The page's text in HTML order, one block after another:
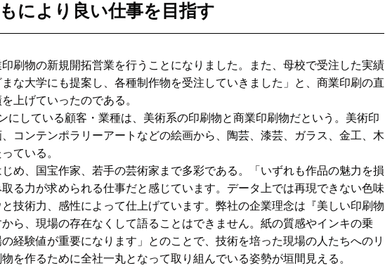
により良い仕事を目指す
刷物の新規開拓営業を行うことになりました。また、母校で受注した実績
な大学にも提案し、各種制作物を受注していきました」と、商業印刷の直
上げていったのである。
している顧客・業種は、美術系の印刷物と商業印刷物だという。美術印
コンテンポラリーアートなどの絵画から、陶芸、漆芸、ガラス、金工、木
ている。
め、国宝作家、若手の芸術家まで多彩である。「いずれも作品の魅力を損
る力が求められる仕事だと感じています。データ上では再現できない色味
技術力、感性によって仕上げています。弊社の企業理念は『美しい印刷物
ら、現場の存在なくして語ることはできません。紙の質感やインキの乗
経験値が重要になります」とのことで、技術を培った現場の人たちへのリ
を作るために全社一丸となって取り組んでいる姿勢が垣間見える。